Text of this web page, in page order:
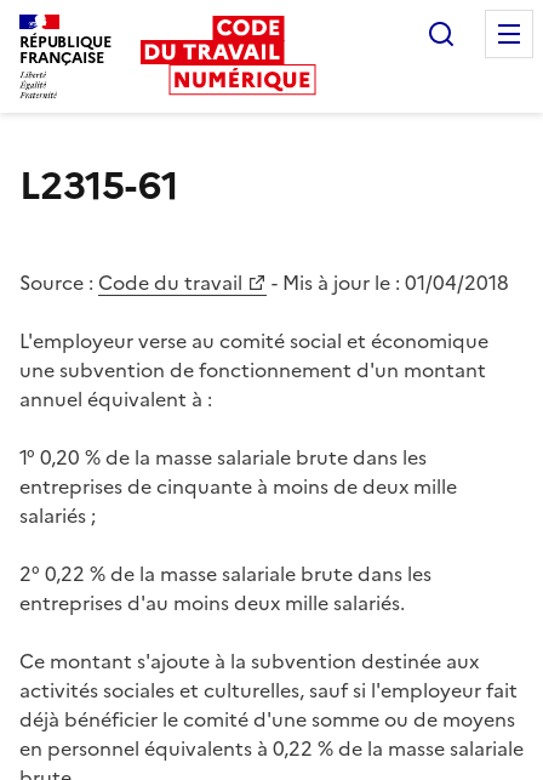
RÉPUBLIQUE
FRANÇAISE
L2315-61
Source : Code du travail - Mis à jour le : 01/04/2018
L'employeur verse au comité social et économique
une subvention de fonctionnement d'un montant
annuel équivalent à :
1° 0,20 % de la masse salariale brute dans les
entreprises de cinquante à moins de deux mille
salariés ;
2° 0,22 % de la masse salariale brute dans les
entreprises d'au moins deux mille salariés.
Ce montant s'ajoute à la subvention destinée aux
activités sociales et culturelles, sauf si l'employeur fait
déjà bénéficier le comité d'une somme ou de moyens
en personnel équivalents à 0,22 % de la masse salariale